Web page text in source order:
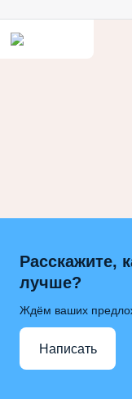
Расскажите,
лучше?
Ждём ваших
Написать